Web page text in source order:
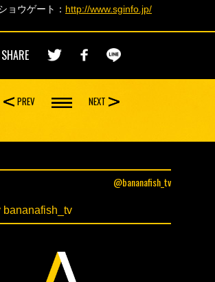
ョウゲート： http://www.sginfo.jp/
SHARE
PREV NEXT
@bananafish_tv
bananafish_tv